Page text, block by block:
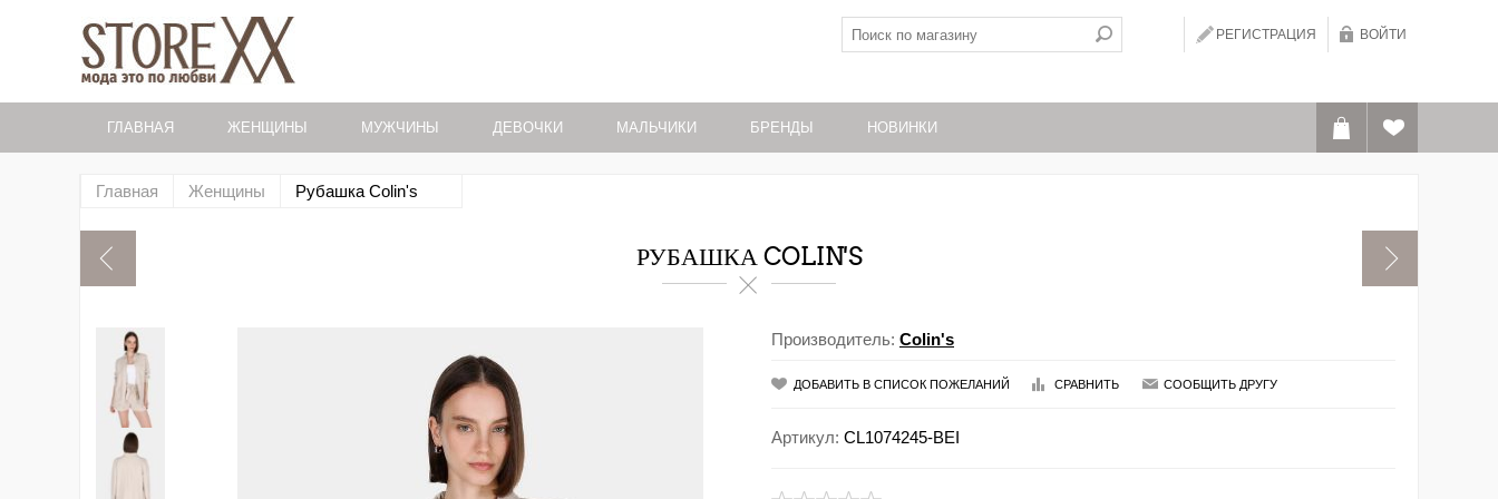
РЕГИСТРАЦИЯ ВОЙТИ
ГЛАВНАЯ ЖЕНЩИНЫ МУЖЧИНЫ ДЕВОЧКИ МАЛЬЧИКИ БРЕНДЫ НОВИНКИ
Главная Женщины Рубашка Colin's
РУБАШКА COLIN'S
Производитель: Colin's
ДОБАВИТЬ В СПИСОК ПОЖЕЛАНИЙ СРАВНИТЬ СООБЩИТЬ ДРУГУ
Артикул: CL1074245-BEI